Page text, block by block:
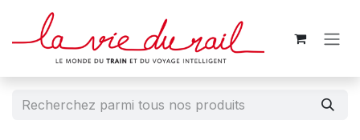
Se rendre au contenu